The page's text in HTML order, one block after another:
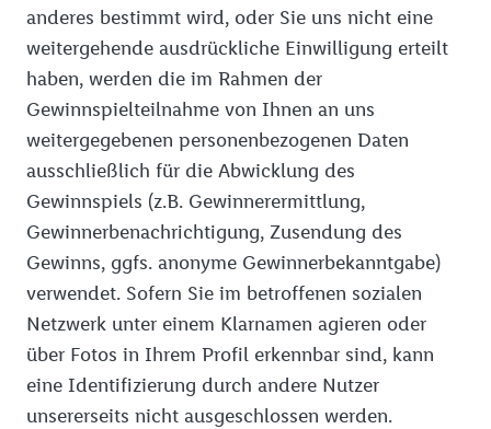
anderes bestimmt wird, oder Sie uns nicht eine
weitergehende ausdrückliche Einwilligung erteilt
haben, werden die im Rahmen der
Gewinnspielteilnahme von Ihnen an uns
weitergegebenen personenbezogenen Daten
ausschließlich für die Abwicklung des
Gewinnspiels (z.B. Gewinnerermittlung,
Gewinnerbenachrichtigung, Zusendung des
Gewinns, ggfs. anonyme Gewinnerbekanntgabe)
verwendet. Sofern Sie im betroffenen sozialen
Netzwerk unter einem Klarnamen agieren oder
über Fotos in Ihrem Profil erkennbar sind, kann
eine Identifizierung durch andere Nutzer
unsererseits nicht ausgeschlossen werden.